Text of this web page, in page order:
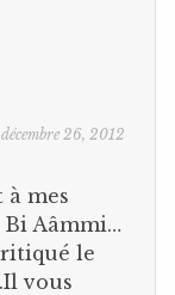
décembre 26, 2012
mes
Bi Aâmmi…
le
vous